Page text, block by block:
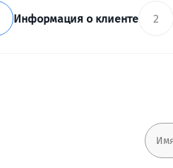
Информация о клиенте 2